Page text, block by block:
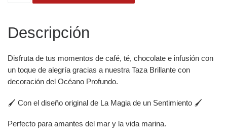
Descripción
Disfruta de tus momentos de café, té, chocolate e infusión con
un toque de alegría gracias a nuestra Taza Brillante con
decoración del Océano Profundo.
🖌️ Con el diseño original de La Magia de un Sentimiento 🖌️
Perfecto para amantes del mar y la vida marina.